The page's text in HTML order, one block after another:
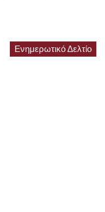
Ενημερωτικό Δελτίο